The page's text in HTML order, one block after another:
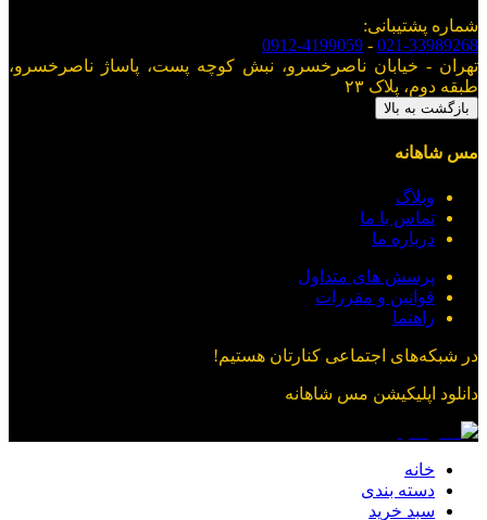
شماره پشتیبانی:
021-33989268
-
0912-4199059
تهران - خیابان ناصرخسرو، نبش کوچه پست، پاساژ ناصرخسرو،
طبقه دوم، پلاک ۲۳
بازگشت به بالا
مس شاهانه
وبلاگ
تماس با ما
درباره ما
پرسش های متداول
قوانین و مقررات
راهنما
در شبکه‌های اجتماعی کنارتان هستیم!
دانلود اپلیکیشن مس شاهانه
خانه
دسته بندی
سبد خرید